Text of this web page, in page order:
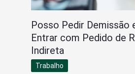
Posso Pedir Demissão
Entrar com Pedido de
Indireta
Trabalho